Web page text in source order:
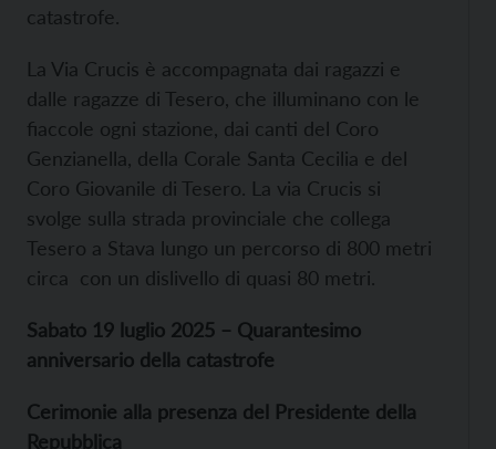
catastrofe.
La Via Crucis è accompagnata dai ragazzi e
dalle ragazze di Tesero, che illuminano con le
fiaccole ogni stazione, dai canti del Coro
Genzianella, della Corale Santa Cecilia e del
Coro Giovanile di Tesero. La via Crucis si
svolge sulla strada provinciale che collega
Tesero a Stava lungo un percorso di 800 metri
circa con un dislivello di quasi 80 metri.
Sabato 19 luglio 2025 – Quarantesimo
anniversario della catastrofe
Cerimonie alla presenza del Presidente della
Repubblica